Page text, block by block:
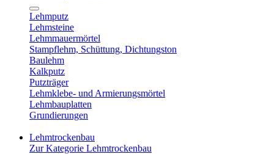
Lehmputz
Lehmsteine
Lehmmauermörtel
Stampflehm, Schüttung, Dichtungston
Baulehm
Kalkputz
Putzträger
Lehmklebe- und Armierungsmörtel
Lehmbauplatten
Grundierungen
Lehmtrockenbau
Zur Kategorie Lehmtrockenbau